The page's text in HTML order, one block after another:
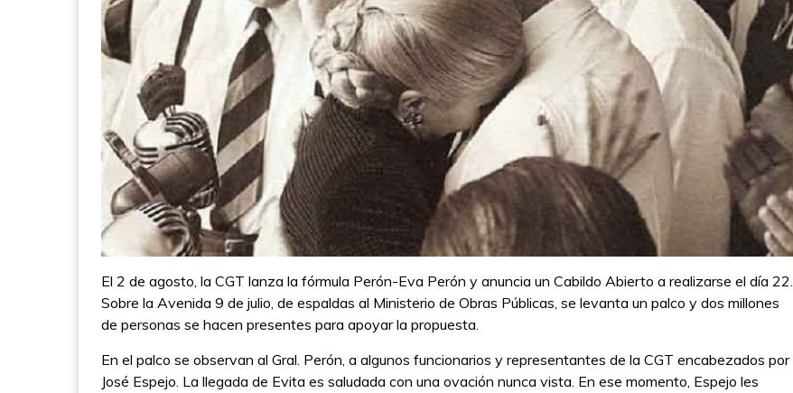
El 2 de agosto, la CGT lanza la fórmula Perón-Eva Perón y anuncia un Cabildo Abierto a realizarse el día 22.
Sobre la Avenida 9 de julio, de espaldas al Ministerio de Obras Públicas, se levanta un palco y dos millones
de personas se hacen presentes para apoyar la propuesta.
En el palco se observan al Gral. Perón, a algunos funcionarios y representantes de la CGT encabezados por
José Espejo. La llegada de Evita es saludada con una ovación nunca vista. En ese momento, Espejo les